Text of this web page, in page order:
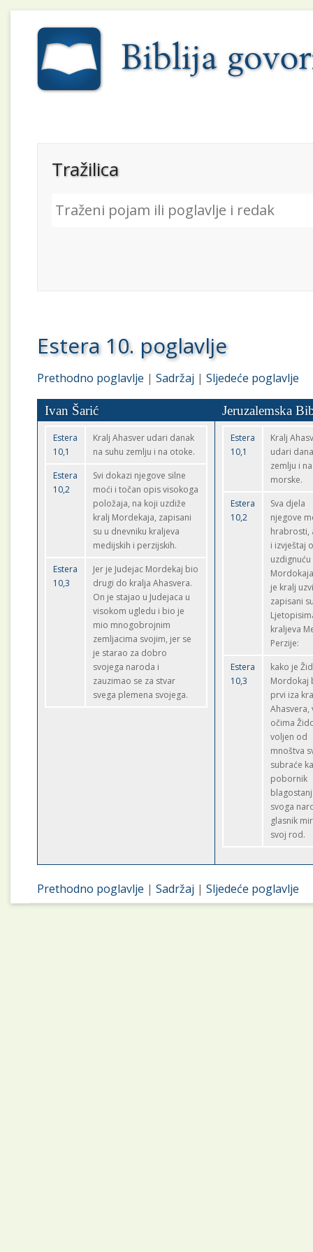
Tražilica
Estera 10. poglavlje
Prethodno poglavlje |Sadržaj |Sljedeće poglavlje
Ivan Šarić Jeruzalemska
Estera
10,1
Kralj Ahasver udari danak
na suhu zemlju i na otoke.
Estera
10,2
Svi dokazi njegove silne
moći i točan opis visokoga
položaja, na koji uzdiže
kralj Mordekaja, zapisani
su u dnevniku kraljeva
medijskih i perzijskih.
Estera
10,3
Jer je Judejac Mordekaj bio
drugi do kralja Ahasvera.
On je stajao u Judejaca u
visokom ugledu i bio je
mio mnogobrojnim
zemljacima svojim, jer se
je starao za dobro
svojega naroda i
zauzimao se za stvar
svega plemena svojega.
Estera
10,1
Kralj
udari
zemlju i
morske.
Estera
10,2
Sva djela
njegove
hrabrosti,
i izvještaj
uzdignuću
je kralj
zapisani
kraljeva
Perzije:
Estera
10,3
kako je
Mordokaj
prvi iza
Ahasvera,
očima
voljen od
mnoštva
subraće
pobornik
svoga
glasnik
svoj rod.
Prethodno poglavlje |Sadržaj |Sljedeće poglavlje